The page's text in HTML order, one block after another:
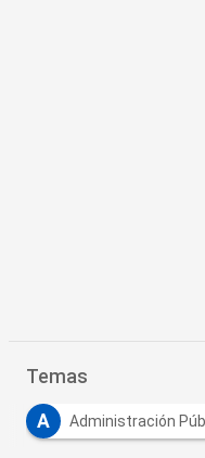
Temas
A Administración